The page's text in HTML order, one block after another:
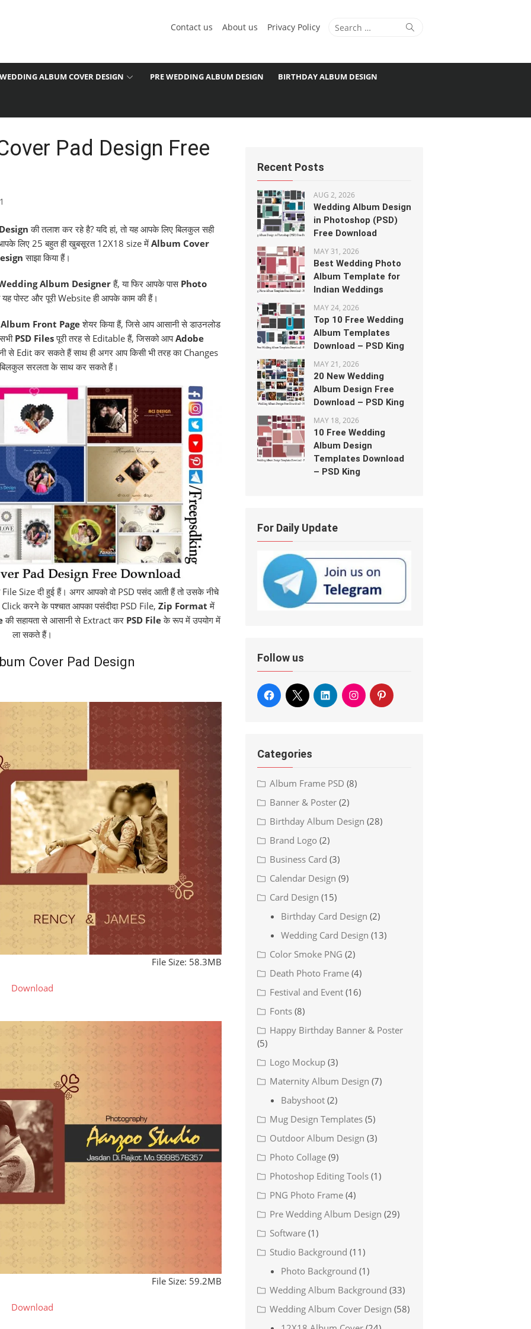
Search
Search
Contact us About us Privacy Policy
WEDDING ALBUM COVER DESIGN PRE WEDDING ALBUM DESIGN BIRTHDAY ALBUM DESIGN
Pad Design Free
की तलाश कर रहे है? यदि हां, तो यह आपके लिए बिलकुल सही
लिए 25 बहुत ही खुबसूरत 12X18 size में Album Cover
साझा किया हैं।
Album Designerहैं, या फिर आपके पास Photo
यह पोस्ट और पूरी Website ही आपके काम की हैं।
Front Pageशेयर किया हैं, जिसे आप आसानी से डाउनलोड
PSD Filesपूरी तरह से Editable हैं, जिसको आपAdobe
से Edit कर सकते हैं साथ ही अगर आप किसी भी तरह का Changes
बिलकुल सरलता के साथ कर सकते हैं।
Size दी हुई हैं। अगर आपको वो PSD पसंद आती हैं तो उसके नीचे
करने के पश्चात आपका पसंदीदा PSD File, Zip Format में
की सहायता से आसानी से Extract कर PSD Fileके रूप में उपयोग में
ला सकते हैं।
Cover Pad Design
File Size: 58.3MB
Download
File Size: 59.2MB
Download
Recent Posts
AUG 2, 2026
Wedding Album Design
in Photoshop (PSD)
Free Download
MAY 31, 2026
Best Wedding Photo
Album Template for
Indian Weddings
MAY 24, 2026
Top 10 Free Wedding
Album Templates
Download – PSD King
MAY 21, 2026
20 New Wedding
Album Design Free
Download – PSD King
MAY 18, 2026
10 Free Wedding
Album Design
Templates Download
– PSD King
For Daily Update
Follow us
Categories
Album Frame PSD (8)
Banner & Poster (2)
Birthday Album Design (28)
Brand Logo (2)
Business Card (3)
Calendar Design (9)
Card Design (15)
Birthday Card Design (2)
Wedding Card Design (13)
Color Smoke PNG (2)
Death Photo Frame (4)
Festival and Event (16)
Fonts (8)
Happy Birthday Banner & Poster
(5)
Logo Mockup (3)
Maternity Album Design (7)
Babyshoot (2)
Mug Design Templates (5)
Outdoor Album Design (3)
Photo Collage (9)
Photoshop Editing Tools (1)
PNG Photo Frame (4)
Pre Wedding Album Design (29)
Software (1)
Studio Background (11)
Photo Background (1)
Wedding Album Background (33)
Wedding Album Cover Design (58)